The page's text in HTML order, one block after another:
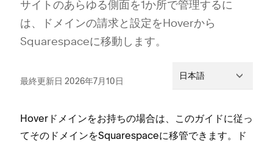
サイトのあらゆる側面を1か所で管理するに
は⁠、ドメインの請求と設定をHoverから
Squarespaceに移動します⁠。
最終更新日 2026年7月10日 日本語
Hoverドメインをお持ちの場合は⁠、このガイドに従⁠っ
てそのドメインをSquarespaceに移管できます⁠。ド